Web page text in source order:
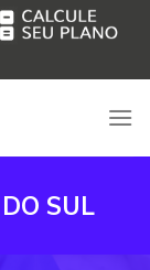
SUL